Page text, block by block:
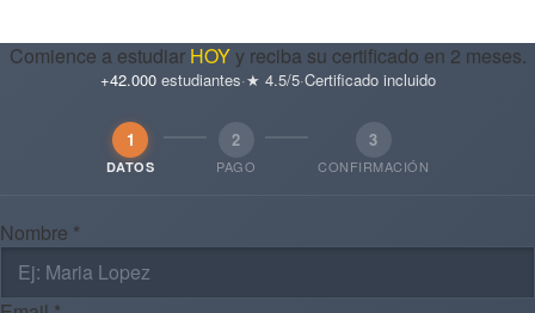
Comience a estudiar HOYy reciba su certificado en 2 meses.
+42.000estudiantes·★ 4.5/5·Certificado incluido
1
DATOS
2
PAGO
3
CONFIRMACIÓN
Nombre *